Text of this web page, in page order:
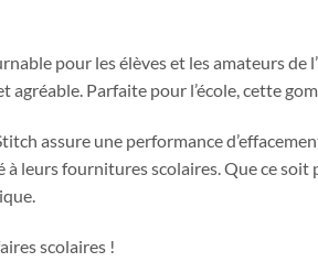
pour les élèves et les amateurs
Parfaite pour l’école, cette
assure une performance
leurs fournitures scolaires. Que ce soit
scolaires !